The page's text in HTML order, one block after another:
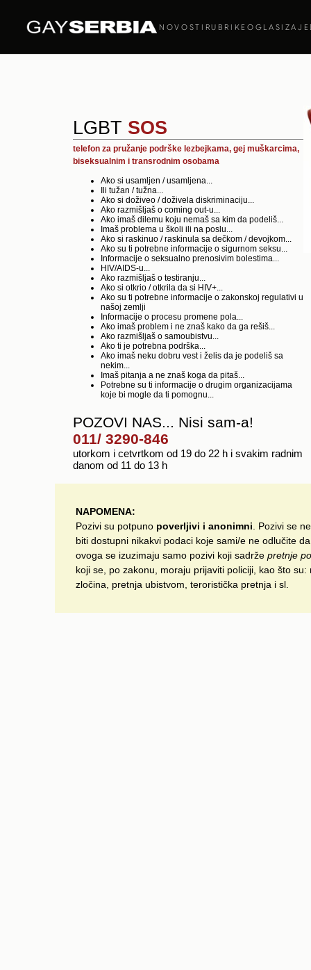
NOVOSTI RUBRIKE OGLASI
LGBT SOS
telefon za pružanje podrške lezbejkama, gej muškarcima,
biseksualnim i transrodnim osobama
Ako si usamljen / usamljena...
Ili tužan / tužna...
Ako si doživeo / doživela diskriminaciju...
Ako razmišljaš o coming out-u...
Ako imaš dilemu koju nemaš sa kim da podeliš...
Imaš problema u školi ili na poslu...
Ako si raskinuo / raskinula sa dečkom / devojkom...
Ako su ti potrebne informacije o sigurnom seksu...
Informacije o seksualno prenosivim bolestima...
HIV/AIDS-u...
Ako razmišljaš o testiranju...
Ako si otkrio / otkrila da si HIV+...
Ako su ti potrebne informacije o zakonskoj regulativi u
našoj zemlji
Informacije o procesu promene pola...
Ako imaš problem i ne znaš kako da ga rešiš...
Ako razmišljaš o samoubistvu...
Ako ti je potrebna podrška...
Ako imaš neku dobru vest i želis da je podeliš sa
nekim...
Imaš pitanja a ne znaš koga da pitaš...
Potrebne su ti informacije o drugim organizacijama
koje bi mogle da ti pomognu...
POZOVI NAS... Nisi sam-a!
011/ 3290-846
utorkom i cetvrtkom od 19 do 22 h i svakim radnim
danom od 11 do 13 h
NAPOMENA:
Pozivi su potpuno poverljivi i anonimni . Pozivi se
biti dostupni nikakvi podaci koje sami/e ne odlučite
ovoga se izuzimaju samo pozivi koji sadržepretnje
koji se, po zakonu, moraju prijaviti policiji, kao što su:
zločina, pretnja ubistvom, teroristička pretnja i sl.